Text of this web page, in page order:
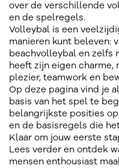
over de verschillende
en de spelregels.
Volleybal is een
manieren kunt beleven:
beachvolleybal en zelfs
heeft zijn eigen
plezier, teamwork en
Op deze pagina vind je
basis van het spel te
belangrijkste posities
en de basisregels die
Klaar om jouw eerste
Lees verder en ontdek
mensen enthousiast